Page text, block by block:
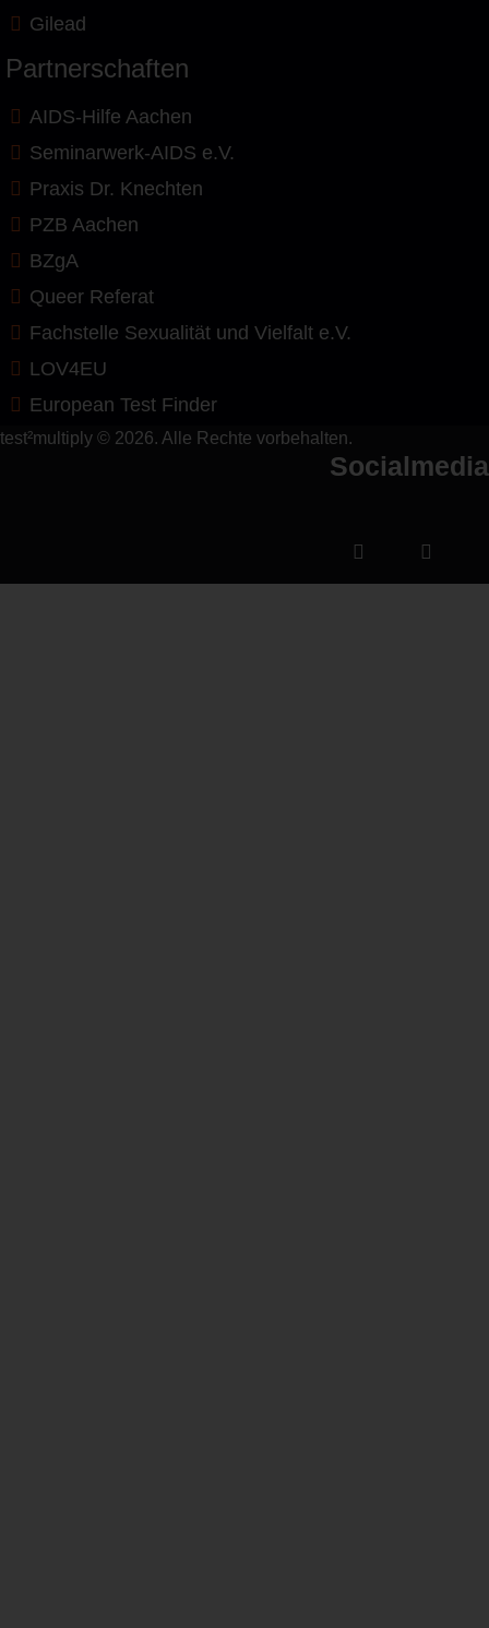
Gilead
Partnerschaften
AIDS-Hilfe Aachen
Seminarwerk-AIDS e.V.
Praxis Dr. Knechten
PZB Aachen
BZgA
Queer Referat
Fachstelle Sexualität und Vielfalt e.V.
LOV4EU
European Test Finder
test²multiply © 2026. Alle Rechte vorbehalten.
Socialmedia